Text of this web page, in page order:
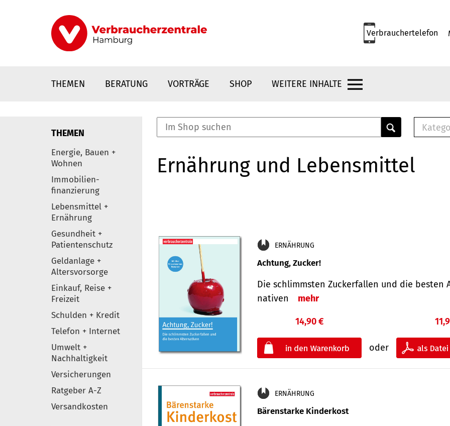
Verbrauchertelefon
THEMEN BERATUNG VORTRÄGE SHOP WEITERE INHALTE
Elemente
THEMEN
Energie, Bauen +
Wohnen
Immobilien-
finanzierung
Lebensmittel +
Ernährung
Gesundheit +
Patientenschutz
Geldanlage +
Altersvorsorge
Einkauf, Reise +
Freizeit
Schulden + Kredit
Telefon + Internet
Umwelt +
Nachhaltigkeit
Versicherungen
Ratgeber A-Z
Versandkosten
Ernährung und Lebensmittel
ERNÄHRUNG
Achtung, Zucker!
Die schlimmsten Zucker­fallen und die besten
nativen
mehr
14,90 €
oder
ERNÄHRUNG
Bärenstarke Kinderkost